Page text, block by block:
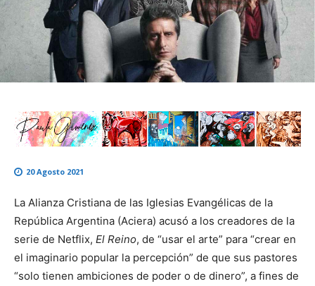
20 Agosto 2021
La Alianza Cristiana de las Iglesias Evangélicas de la
República Argentina (Aciera) acusó a los creadores de la
serie de Netflix, El Reino, de “usar el arte” para “crear en
el imaginario popular la percepción” de que sus pastores
“solo tienen ambiciones de poder o de dinero”, a fines de